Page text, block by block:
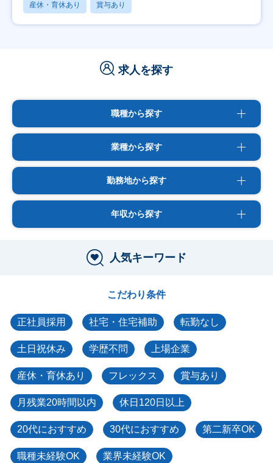
産休・育休あり 賞与あり
求人を探す
職種から探す
業種から探す
勤務地から探す
年収から探す
人気キーワード
こだわり条件
正社員採用 社宅・住宅補助 転勤なし
土日祝休み 学歴不問 上場企業
産休・育休あり フレックス 賞与あり
月残業20時間以内 休日120日以上
20代におすすめ 30代におすすめ 第二新卒OK
職種未経験OK 業界未経験OK